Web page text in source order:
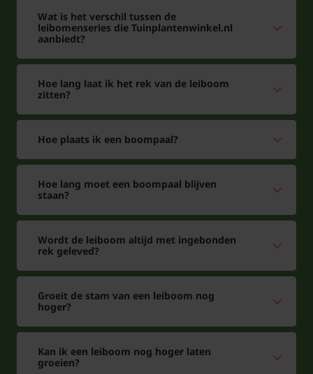
Wat is het verschil tussen de
leibomenseries die Tuinplantenwinkel.nl
aanbiedt?
Hoe lang laat ik het rek van de leiboom
zitten?
Hoe plaats ik een boompaal?
Hoe lang moet een boompaal blijven
staan?
Wordt de leiboom altijd met ingebonden
rek geleved?
Groeit de stam van een leiboom nog
hoger?
Kan ik een leiboom nog hoger laten
groeien?